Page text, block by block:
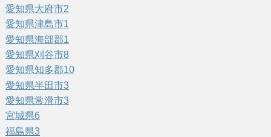
愛知県大府市2
愛知県津島市1
愛知県海部郡1
愛知県刈谷市8
愛知県知多郡10
愛知県半田市3
愛知県常滑市3
宮城県6
福島県3